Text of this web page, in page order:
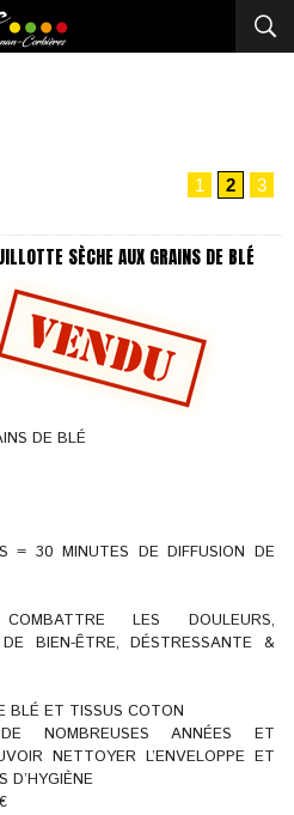
1 2 3
SÈCHE AUX GRAINS DE BLÉ
DE BLÉ
= 30 MINUTES DE DIFFUSION DE
LES DOULEURS,
BIEN-ÊTRE, DÉSTRESSANTE &
BLÉ ET TISSUS COTON
NOMBREUSES ANNÉES ET
NETTOYER L’ENVELOPPE ET
D’HYGIÈNE